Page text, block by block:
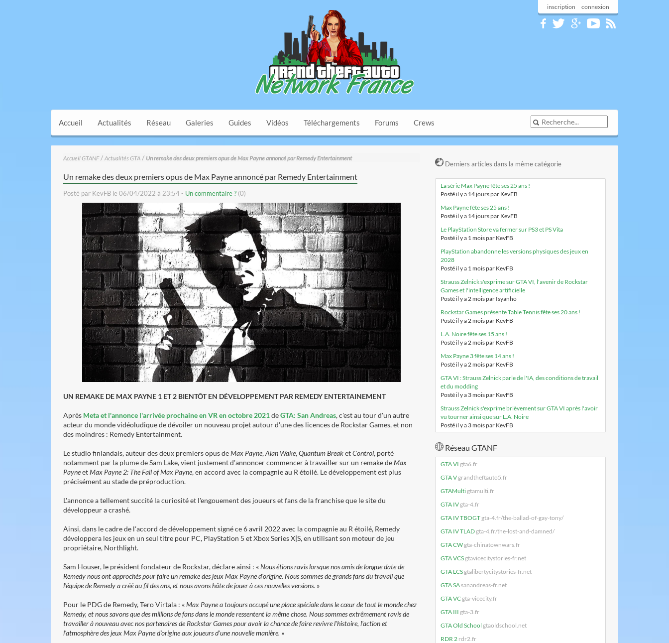
inscription connexion
Accueil Actualités Réseau Galeries Guides Vidéos Téléchargements Forums Crews
Accueil GTANF/ Actualités GTA / Un remake des deux premiers opus de Max Payne annoncé par Remedy Entertainment
Un remake des deux premiers opus de Max Payne annoncé par Remedy Entertainment
Posté par KevFB le 06/04/2022 à 23:54 - Un commentaire ? (0)
UN REMAKE DE MAX PAYNE 1 ET 2 BIENTÔT EN DÉVELOPPEMENT PAR REMEDY ENTERTAINEMENT
Après Meta et l'annonce l'arrivée prochaine en VR en octobre 2021deGTA: San Andreas, c'est au tour d'un autre
acteur du monde vidéoludique de dévoiler un nouveau projet autour d'une des licences de Rockstar Games, et non
des moindres : Remedy Entertainment.
Le studio finlandais, auteur des deux premiers opus deMax Payne,Alan Wake,Quantum BreaketControl, porté
notamment par la plume de Sam Lake, vient justement d'annoncer commencer à travailler sur un remake deMax
PayneetMax Payne 2: The Fall of Max Payne, en accord avec la compagnie au R étoilé. Le développement est plus
précisément au stade de préproduction.
L'annonce a tellement succité la curiosité et l'engouement des joueurs et fans de la franchise que le site du
développeur a crashé.
Ainsi, dans le cadre de l'accord de développement signé ce 6 avril 2022 avec la compagnie au R étoilé, Remedy
développera les jeux en un seul titre pour PC, PlayStation 5 et Xbox Series X|S, en utilisant son moteur de jeu
propriétaire, Northlight.
Sam Houser, le président fondateur de Rockstar, déclare ainsi : «Nous étions ravis lorsque nos amis de longue date de
Remedy nous ont approchés pour faire un remake des jeux Max Payne d'origine. Nous sommes de grands fans du travail que
l'équipe de Remedy a créé au fil des ans, et nous avons hâte de jouer à ces nouvelles versions. »
Pour le PDG de Remedy, Tero Virtala : «Max Payne a toujours occupé une place spéciale dans le cœur de tout le monde chez
Remedy, et nous savons que des millions de fans dans le monde ressentent la même chose. Nous sommes extrêmement ravis de
travailler à nouveau avec nos partenaires de Rockstar Games pour avoir la chance de faire revivre l'histoire, l'action et
l'atmosphère des jeux Max Payne d'origine aux joueurs d'une nouvelle manière. »
Derniers articles dans la même catégorie
La série Max Payne fête ses 25 ans !
Posté il y a 14 jours par KevFB
Max Payne fête ses 25 ans !
Posté il y a 14 jours par KevFB
Le PlayStation Store va fermer sur PS3 et PS Vita
Posté il y a 1 mois par KevFB
PlayStation abandonne les versions physiques des jeux en
2028
Posté il y a 1 mois par KevFB
Strauss Zelnick s'exprime sur GTA VI, l'avenir de Rockstar
Games et l'intelligence artificielle
Posté il y a 2 mois par Isyanho
Rockstar Games présente Table Tennis fête ses 20 ans !
Posté il y a 2 mois par KevFB
L.A. Noire fête ses 15 ans !
Posté il y a 2 mois par KevFB
Max Payne 3 fête ses 14 ans !
Posté il y a 2 mois par KevFB
GTA VI : Strauss Zelnick parle de l'IA, des conditions de travail
et du modding
Posté il y a 3 mois par KevFB
Strauss Zelnick s'exprime brièvement sur GTA VI après l'avoir
vu tourner ainsi que sur L.A. Noire
Posté il y a 3 mois par KevFB
Réseau GTANF
GTA VI gta6.fr
GTA Vgrandtheftauto5.fr
GTAMultigtamulti.fr
GTA IVgta-4.fr
GTA IV TBOGTgta-4.fr/the-ballad-of-gay-tony/
GTA IV TLADgta-4.fr/the-lost-and-damned/
GTA CWgta-chinatownwars.fr
GTA VCSgtavicecitystories-fr.net
GTA LCSgtalibertycitystories-fr.net
GTA SAsanandreas-fr.net
GTA VCgta-vicecity.fr
GTA III gta-3.fr
GTA Old School gtaoldschool.net
RDR 2 rdr2.fr